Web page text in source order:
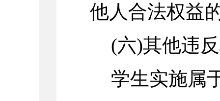
他人合法权益
(六)其他违
学生实施属